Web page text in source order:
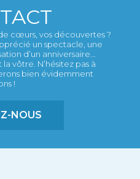
cœurs, vos découvertes ?
un spectacle, une
d’un anniversaire...
vôtre. N’hésitez pas à
bien évidemment
!
NOUS